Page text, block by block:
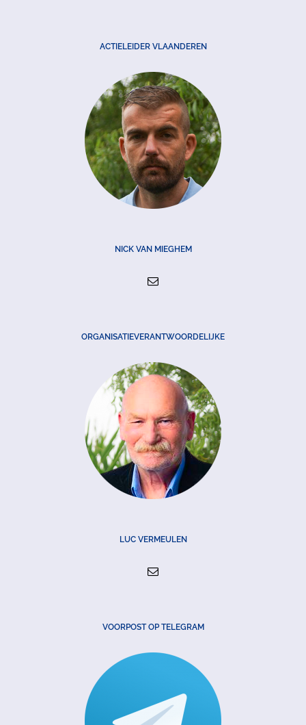
ACTIELEIDER VLAANDEREN
NICK VAN MIEGHEM
ORGANISATIEVERANTWOORDELIJKE
LUC VERMEULEN
VOORPOST OP TELEGRAM